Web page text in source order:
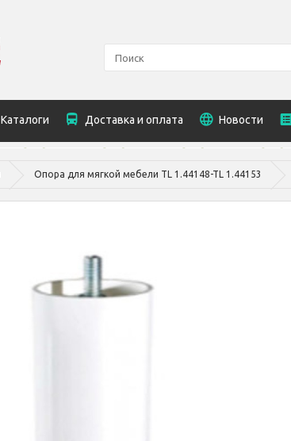
Каталоги Доставка и оплата Новости
Опора для мягкой мебели TL 1.44148-TL 1.44153